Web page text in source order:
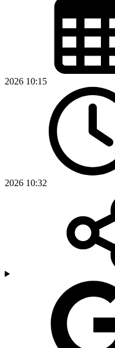
2026 10:15
2026 10:32